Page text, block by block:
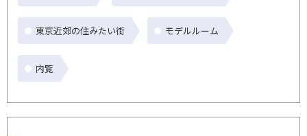
東京近郊の住みたい街 モデルルーム
内覧